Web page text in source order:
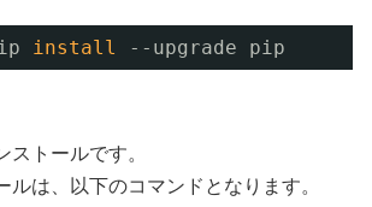
install --upgrade pip
ストールです。
ルは、以下のコマンドとなります。